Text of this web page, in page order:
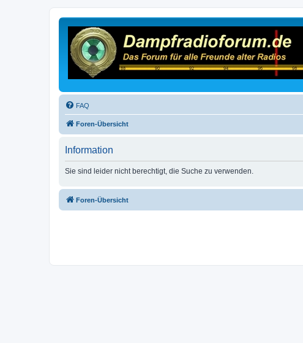
FAQ
Foren-Übersicht
Information
Sie sind leider nicht berechtigt, die Suche zu verwenden.
Foren-Übersicht